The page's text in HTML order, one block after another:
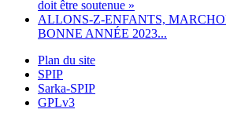
doit être soutenue »
ALLONS-Z-ENFANTS,
BONNE ANNÉE 2023...
Plan du site
SPIP
Sarka-SPIP
GPLv3